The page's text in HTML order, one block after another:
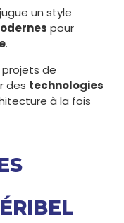
un style
pour
.
projets de
des technologies
à la fois